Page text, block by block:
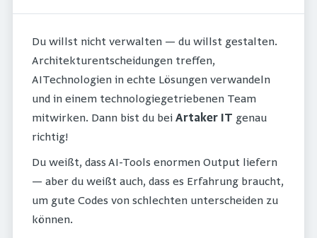
Du willst nicht verwalten — du willst gestalten.
Architekturentscheidungen treffen,
AITechnologien in echte Lösungen verwandeln
und in einem technologiegetriebenen Team
mitwirken. Dann bist du bei Artaker IT genau
richtig!
Du weißt, dass AI-Tools enormen Output liefern
— aber du weißt auch, dass es Erfahrung braucht,
um gute Codes von schlechten unterscheiden zu
können.